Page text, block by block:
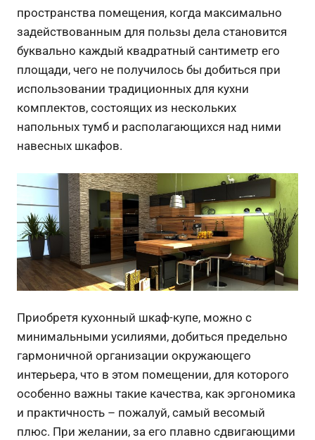
пространства помещения, когда максимально
задействованным для пользы дела становится
буквально каждый квадратный сантиметр его
площади, чего не получилось бы добиться при
использовании традиционных для кухни
комплектов, состоящих из нескольких
напольных тумб и располагающихся над ними
навесных шкафов.
Приобретя кухонный шкаф-купе, можно с
минимальными усилиями, добиться предельно
гармоничной организации окружающего
интерьера, что в этом помещении, для которого
особенно важны такие качества, как эргономика
и практичность – пожалуй, самый весомый
плюс. При желании, за его плавно сдвигающими